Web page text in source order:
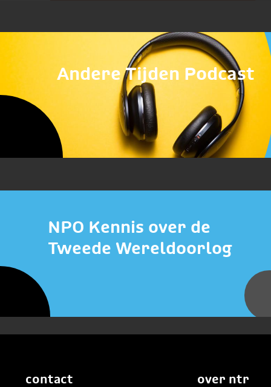
Andere Tijden Podcast
NPO Kennis over de
Tweede Wereldoorlog
contact
over ntr